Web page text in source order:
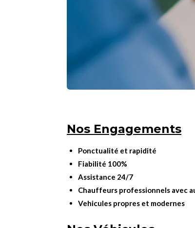
Nos Engagements
Ponctualité et rapidité
Fiabilité 100%
Assistance 24/7
Chauffeurs professionnels avec
Vehicules propres et modernes